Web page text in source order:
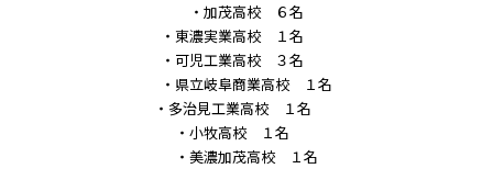
・加茂高校 ６名
・東濃実業高校 １名
・可児工業高校 ３名
・県立岐阜商業高校 １名
・多治見工業高校 １名
・小牧高校 １名
・美濃加茂高校 １名